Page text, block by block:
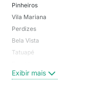
Pinheiros
Vila Mariana
Perdizes
Bela Vista
Tatuapé
Centro
Exibir mais